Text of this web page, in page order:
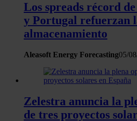
Los spreads récord
y Portugal refuerzan
almacenamiento
Aleasoft Energy Forecasting05/
Zelestra anuncia la
de tres proyectos